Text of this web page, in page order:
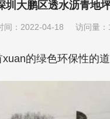
圳大鹏区透水沥青地
间：2022-04-18 访问量：
的绿色环保性的